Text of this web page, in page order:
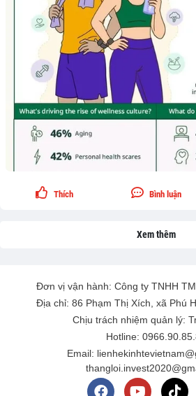
Thích Bình luận
Xem thêm
Đơn vị vận hành: Công ty TNHH
Địa chỉ: 86 Phạm Thị Xích, xã Phú
Chịu trách nhiệm quản lý:
Hotline:
Email: